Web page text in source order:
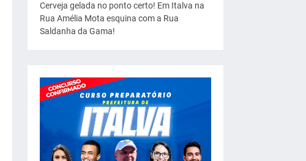
Cerveja gelada no ponto certo! Em Italva na
Rua Amélia Mota esquina com a Rua
Saldanha da Gama!